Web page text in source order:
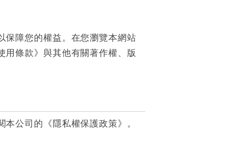
保障您的權益。在您瀏覽本網站
用條款》與其他有關著作權、版
公司的《隱私權保護政策》。